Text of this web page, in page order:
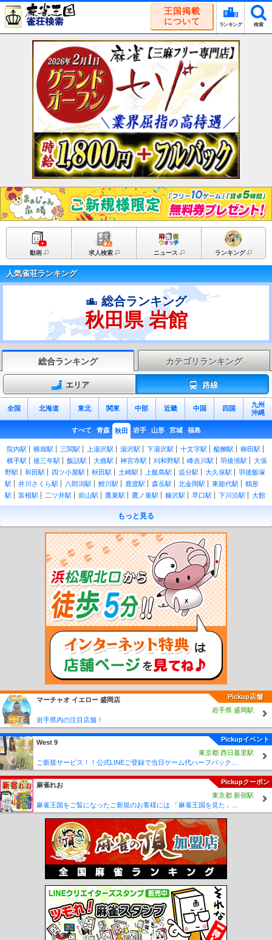
王国掲載
について
ランキング 検索
動画 求人検索 ニュース ランキング
人気雀荘ランキング
総合ランキング
秋田県 岩館
総合ランキング カテゴリランキング
エリア 路線
全国 北海道 東北 関東 中部 近畿 中国 四国
九州
沖縄
すべて 青森 秋田 岩手 山形 宮城 福島
院内駅 横堀駅 三関駅 上湯沢駅 湯沢駅 下湯沢駅 十文字駅 醍醐駅
柳田駅
横手駅
後三年駅 飯詰駅 大曲駅 神宮寺駅 刈和野駅 峰吉川駅 羽後境駅
大張
野駅
和田駅 四ツ小屋駅 秋田駅 土崎駅 上飯島駅 追分駅 大久保駅
羽後飯塚
駅
井川さくら駅 八郎潟駅 鯉川駅 鹿渡駅 森岳駅 北金岡駅 東能代駅
鶴形
駅
富根駅 二ツ井駅 前山駅 鷹巣駅 鷹ノ巣駅 糠沢駅 早口駅 下川沿駅
大館
駅
白沢駅 陣場駅 能代駅 向能代駅 北能代駅 鳥形駅 沢目駅 東八森駅
八森
黒沢駅 小松川駅
駅
田沢湖駅 刺巻駅 神代駅 生田駅 角館駅 鶯野駅 羽後長野駅 鑓見内駅
羽
北大曲駅 湯瀬温泉駅 八幡平駅 陸中大里駅 鹿角花輪駅
末広駅 土深井駅 沢尻駅 十二所駅 大滝温泉駅 扇田駅 東大館駅
上浜駅 象潟駅 金浦駅 仁賀保駅 西目駅 羽後本荘駅 羽後岩谷駅
羽後亀田駅 岩城みなと駅 道川駅 下浜駅 桂根駅 新屋駅 羽後牛島駅
上二田駅 二田駅 天王駅 船越駅 脇本駅 羽立駅 男鹿駅 西鷹巣駅
大野台駅 合川駅 上杉駅 米内沢駅 桂瀬駅 阿仁前田駅 前田南駅
荒瀬駅 萱草駅 笑内駅 岩野目駅 比立内駅 奥阿仁駅
上桧木内駅 左通駅 羽後中里駅 松葉駅 羽後長戸呂駅 八津駅
羽後太田駅 薬師堂駅 子吉駅 鮎川駅 黒沢駅 曲沢駅 前郷駅
吉沢駅 川辺駅 矢島駅
もっと見る
Pickup店舗
マーチャオ イエロー 盛岡店
岩手県 盛岡駅
岩手県内の注目店舗！
Pickupイベント
West 9
東京都 西日暮里駅
Pickupクーポン
麻雀れお
東京都 新宿駅